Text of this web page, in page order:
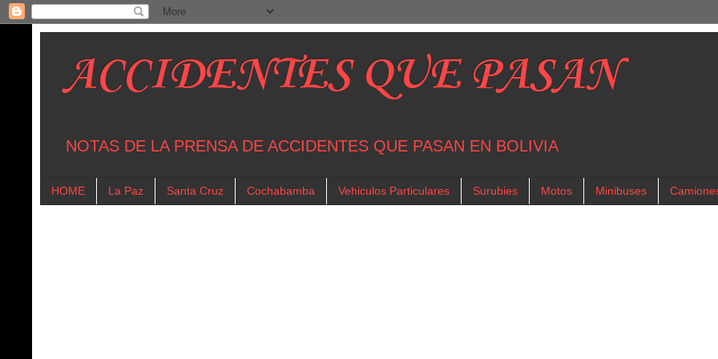
ACCIDENTES QUE PASAN
NOTAS DE LA PRENSA DE ACCIDENTES QUE PASAN EN BOLIVIA
HOME La Paz Santa Cruz Cochabamba Vehiculos Particulares Surubies Motos Minibuses